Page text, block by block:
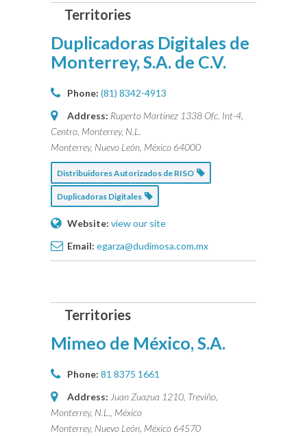
Duplicadoras Digitales de
Monterrey, S.A. de C.V.
Phone: (81) 8342-4913
Address: Ruperto Martinez 1338 Ofc. Int-4,
Centro, Monterrey, N.L.
Monterrey, Nuevo León, México 64000
Distribuidores Autorizados de RISO
Duplicadoras Digitales
Website: view our site
Email: egarza@dudimosa.com.mx
Mimeo de México, S.A.
Phone: 81 8375 1661
Address: Juan Zuazua 1210, Treviño,
Monterrey, N.L., México
Monterrey, Nuevo León, México 64570